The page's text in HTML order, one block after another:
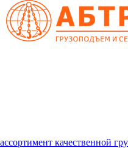
ассортимент качественной